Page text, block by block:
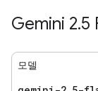
Gemini 2.5
모델